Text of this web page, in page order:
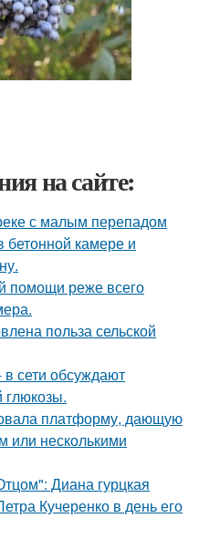
на сайте:
с малым перепадом
бетонной камере и
помощи реже всего
польза сельской
сети обсуждают
глюкозы.
платформу, дающую
или несколькими
Диана гурцкая
Кучеренко в день его